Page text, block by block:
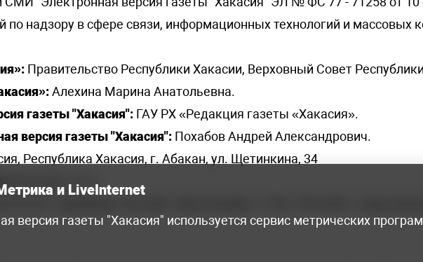
надзору в сфере связи, информационных технологий и массовых
Правительство Республики Хакасии, Верховный Совет
Алехина Марина Анатольевна.
газеты "Хакасия": ГАУ РХ «Редакция газеты «Хакасия».
версия газеты "Хакасия": Похабов Андрей Александрович.
Республика Хакасия, г. Абакан, ул. Щетинкина, 34
khakred@r-19.ru
и LiveInternet
версия газеты "Хакасия" используется сервис метрических